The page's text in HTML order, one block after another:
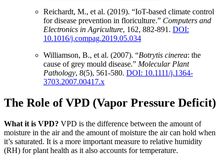
Reichardt, M., et al. (2019). “IoT-based climate control
for disease prevention in floriculture.” Computers and
Electronics in Agriculture, 162, 882-891. DOI:
10.1016/j.compag.2019.05.034
Williamson, B., et al. (2007). “Botrytis cinerea: the
cause of grey mould disease.” Molecular Plant
Pathology, 8(5), 561-580. DOI: 10.1111/j.1364-
3703.2007.00417.x
The Role of VPD (Vapor Pressure Deficit)
What it is VPD? VPD is the difference between the amount of
moisture in the air and the amount of moisture the air can hold when
it’s saturated. It is a more important measure to relative humidity
(RH) for plant health as it also accounts for temperature.